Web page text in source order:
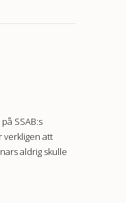
SSAB:s
verkligen att
aldrig skulle